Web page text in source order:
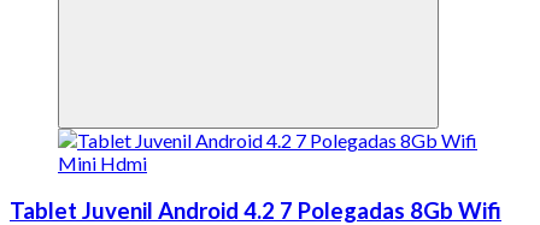
Tablet Juvenil Android 4.2 7 Polegadas 8Gb Wifi